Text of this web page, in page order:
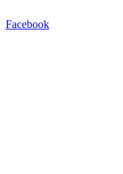
Facebook